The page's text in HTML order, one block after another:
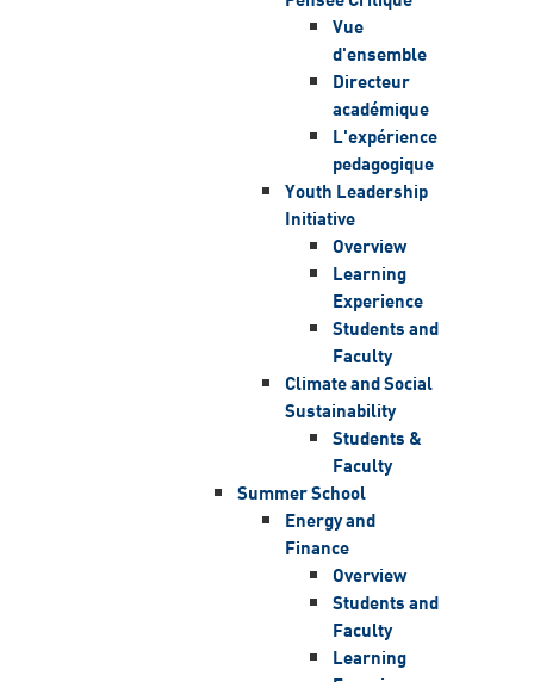
Vue
d'ensemble
Directeur
académique
L'expérience
pedagogique
Youth Leadership
Initiative
Overview
Learning
Experience
Students and
Faculty
Climate and Social
Sustainability
Students &
Faculty
Summer School
Energy and
Finance
Overview
Students and
Faculty
Learning